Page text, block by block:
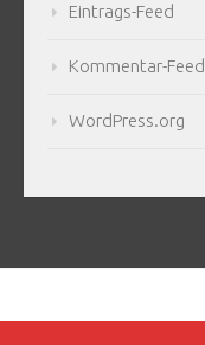
Eintrags-Feed
Kommentar-Feed
WordPress.org